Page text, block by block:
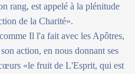
rang, est appelé à la plénitude
de la Charité».
Il l'a fait avec les Apôtres,
action, en nous donnant ses
«le fruit de L'Esprit, qui est